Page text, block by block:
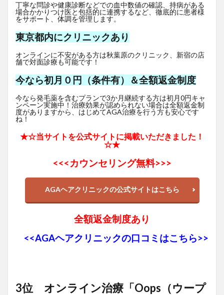
丁寧な問診や健康診断などでの血中数値の確認、持病がある
場合かかりつけ医と包括的に連携するなど、徹底的に患者様
をサポート、体調を管理します。
東京都内にクリニックあり
オンラインに不安がある方は秋葉原のクリニック、新宿の店
舗で対面診療も可能です！
今なら初月０円（条件有）＆全額返金制度
今なら発毛薬を含むプランで3か月継続する方は初月0円キャ
ンペーン実施中！治療効果が認められない場合は全額返金制
度がありますから、はじめてAGA治療を行う方も安心です
ね！
★☆当サイトを公式サイトに掲載いただきました！
☆★
<<<カウンセリング無料>>>
AGAヘアクリニックの公式サイトはこちら
全額返金制度あり
<<AGAヘアクリニックの口コミはこちら>>
3位 オンライン治療「Oops（ウープ